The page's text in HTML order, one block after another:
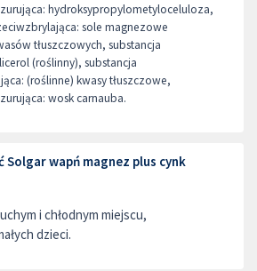
hydroksypropylometyloceluloza,
sole magnezowe
tłuszczowych, substancja
(roślinny), substancja
(roślinne) kwasy tłuszczowe,
wosk carnauba.
Solgar wapń magnez plus cynk
i chłodnym miejscu,
dzieci.